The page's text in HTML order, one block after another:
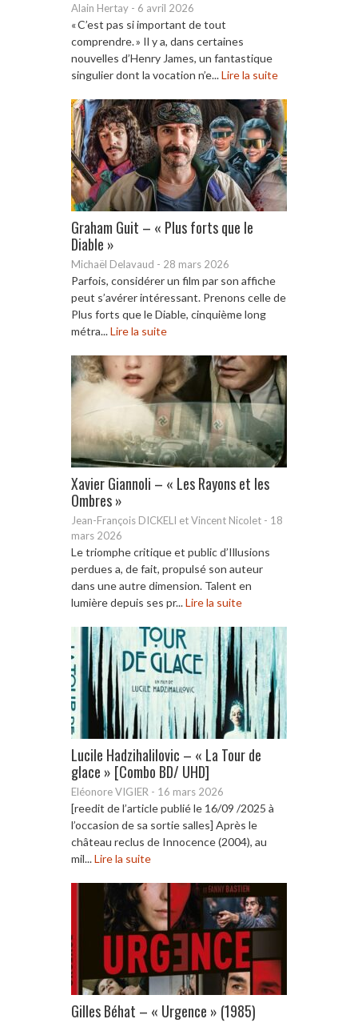
Alain Hertay - 6 avril 2026
« C’est pas si important de tout
comprendre. » Il y a, dans certaines
nouvelles d’Henry James, un fantastique
singulier dont la vocation n’e...Lire la suite
Graham Guit – « Plus forts que le
Diable »
Michaël Delavaud - 28 mars 2026
Parfois, considérer un film par son affiche
peut s’avérer intéressant. Prenons celle de
Plus forts que le Diable, cinquième long
métra...Lire la suite
Xavier Giannoli – « Les Rayons et les
Ombres »
Jean-François DICKELI et Vincent Nicolet - 18
mars 2026
Le triomphe critique et public d’Illusions
perdues a, de fait, propulsé son auteur
dans une autre dimension. Talent en
lumière depuis ses pr...Lire la suite
Lucile Hadzihalilovic – « La Tour de
glace » [Combo BD/ UHD]
Eléonore VIGIER - 16 mars 2026
[reedit de l’article publié le 16/09 /2025 à
l’occasion de sa sortie salles] Après le
château reclus de Innocence (2004), au
mil...Lire la suite
Gilles Béhat – « Urgence » (1985)